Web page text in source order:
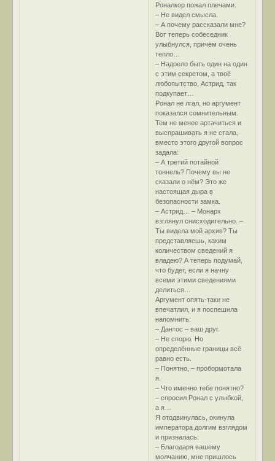
Роналкор пожал плечами.
– Не видел смысла.
– А почему рассказали мне?
Вот теперь собеседник
улыбнулся, причём очень
тепло…
– Надоело быть один на один
с этим секретом, а твоё
любопытство, Астрид, так
подкупает…
Ронал не лгал, но аргумент
показался сомнительным.
Тем не менее артачиться и
выспрашивать я не стала,
вместо этого другой вопрос
задала:
– А третий потайной
тоннель? Почему вы не
сказали о нём? Это же
настоящая дыра в
безопасности замка.
– Астрид… – Монарх
взглянул снисходительно. –
Ты видела мой архив? Ты
представляешь, каким
количеством сведений я
владею? А теперь подумай,
что будет, если я начну
всеми этими сведениями
делиться…
Аргумент опять-таки не
впечатлил, и я поспешила
напомнить:
– Дантос – ваш друг.
– Не спорю. Но
определённые границы всё
равно есть.
– Понятно, – пробормотала
я.
– Что именно тебе понятно?
– спросил Ронал с улыбкой,
а я…
Я отодвинулась, окинула
императора долгим взглядом
и призналась:
– Благодаря вашему
молчанию, мне пришлось